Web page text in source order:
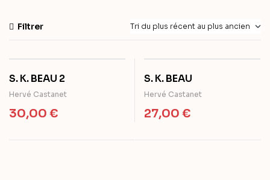
Filtrer
S. K. BEAU 2
Hervé Castanet
30,00 €
S. K. BEAU
Hervé Castanet
27,00 €